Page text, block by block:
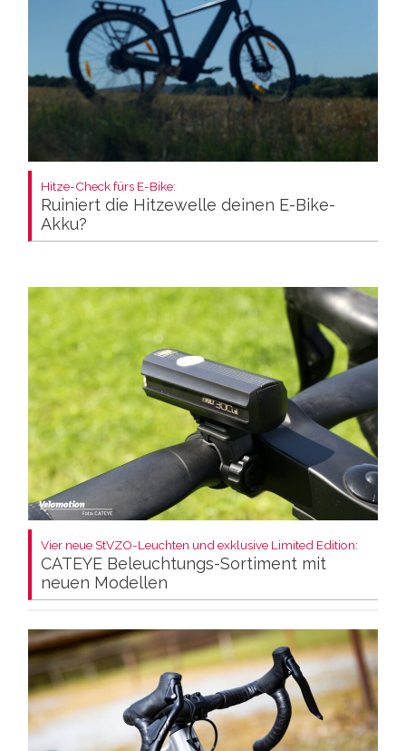
Hitze-Check fürs E-Bike:
Ruiniert die Hitzewelle deinen E-Bike-
Akku?
Vier neue StVZO-Leuchten und exklusive Limited Edition:
CATEYE Beleuchtungs-Sortiment mit
neuen Modellen